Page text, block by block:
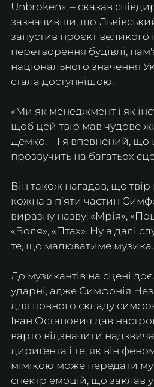
Unbroken», – сказав
зазначивши, що
запустив проєкт великого
перетворення будівлі,
національного значення
стала доступнішою.
«Ми як менеджмент і як
щоб цей твір мав чудове
Демко. – І я впевнений, що
прозвучить на багатьох
Він також нагадав, що
кожна з пʼяти частин
виразну назву: «Мрія»,
«Воля», «Птах». Ну а далі
те, що малюватиме музика.
До музикантів на сцені
ударні, адже Симфонія
для повного складу
Іван Остапович дав
варто відзначити
дириґента і те, як він
мімікою може передати
спектр емоцій, що заклав у